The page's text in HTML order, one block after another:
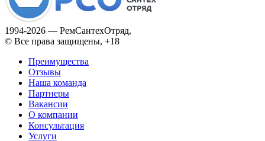
1994­-2026 — РемСантехОтряд,
© Все права защищены, +18
Преимущества
Отзывы
Наша команда
Партнеры
Вакансии
О компании
Консультация
Услуги